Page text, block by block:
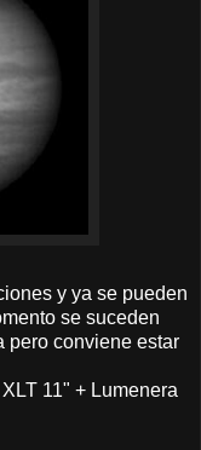
y ya se pueden
se suceden
pero conviene estar
11" + Lumenera